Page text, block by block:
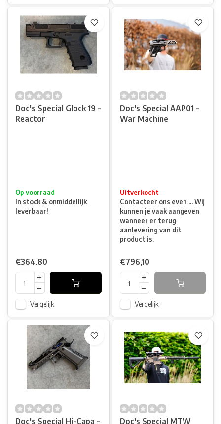
Doc's Special Glock 19 -
Reactor
Op voorraad
In stock & onmiddellijk
leverbaar!
€364,80
Vergelijk
Doc's Special AAP01 -
War Machine
Uitverkocht
Contacteer ons even ... Wij
kunnen je vaak aangeven
wanneer er terug
aanlevering van dit
product is.
€796,10
Vergelijk
Doc's Special Hi-Capa - Doc's Special MTW